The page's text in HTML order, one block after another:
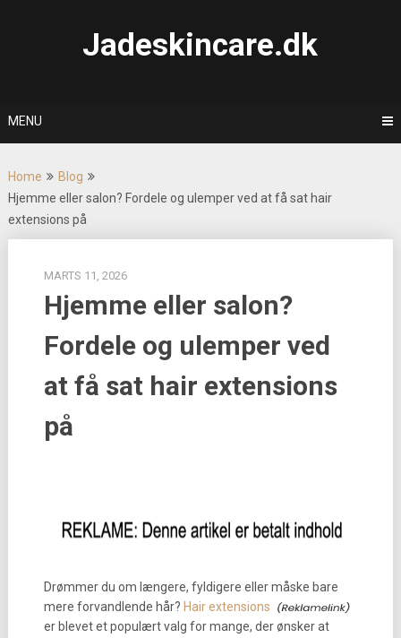
Jadeskincare.dk
MENU
Home
Blog
Hjemme eller salon? Fordele og ulemper ved at få sat hair
extensions på
MARTS 11, 2026
Hjemme eller salon?
Fordele og ulemper ved
at få sat hair extensions
på
Drømmer du om længere, fyldigere eller måske bare
mere forvandlende hår? Hair extensions
er blevet et populært valg for mange, der ønsker at